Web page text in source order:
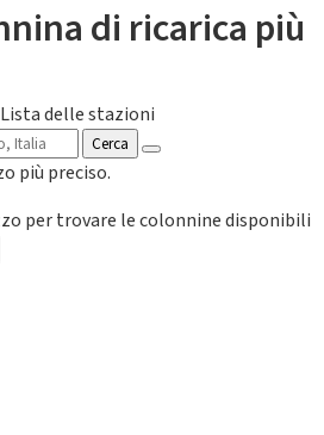
di ricarica più
Lista delle stazioni
Cerca
più preciso.
per trovare le colonnine disponibili